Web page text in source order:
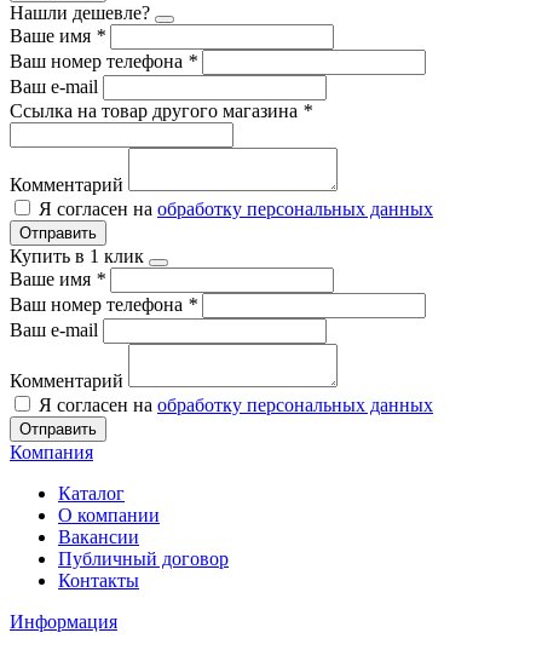
Нашли дешевле?
Ваше имя *
Ваш номер телефона *
Ваш e-mail
Ссылка на товар другого магазина *
Комментарий
Я согласен на обработку персональных данных
Отправить
Купить в 1 клик
Ваше имя *
Ваш номер телефона *
Ваш e-mail
Комментарий
Я согласен на обработку персональных данных
Отправить
Компания
Каталог
О компании
Вакансии
Публичный договор
Контакты
Информация